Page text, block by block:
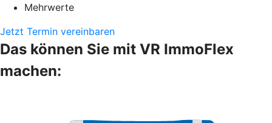
Mehrwerte
Jetzt Termin vereinbaren
Das können Sie mit VR ImmoFlex
machen: